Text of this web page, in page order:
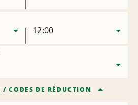
12:00
/CODES DE RÉDUCTION